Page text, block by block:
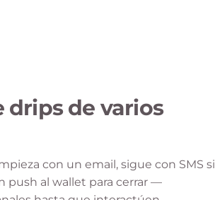
drips de varios
con un email, sigue con SMS si
push al wallet para cerrar —